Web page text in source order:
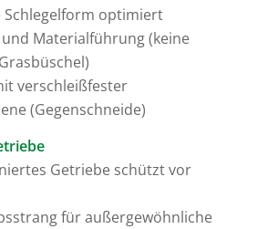
Schlegelform optimiert
Materialführung (keine
verschleißfester
(Gegenschneide)
Getriebe schützt vor
für außergewöhnliche